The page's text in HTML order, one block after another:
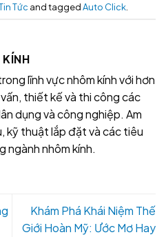
Tức and taggedAuto Click
lĩnh vực nhôm kính với hơn
thiết kế và thi công các
dụng và công nghiệp. Am
kỹ thuật lắp đặt và các tiêu
ngành nhôm kính.
Khám Phá Khái Niệm Thế
Giới Hoàn Mỹ: Ước Mơ Hay